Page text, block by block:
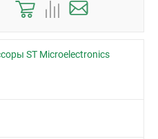
ST Microelectronics